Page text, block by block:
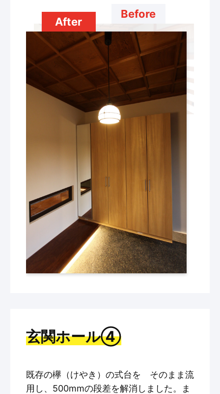
Before
After
玄関ホール④
既存の欅（けやき）の式台を そのまま流
用し、500mmの段差を解消しました。ま